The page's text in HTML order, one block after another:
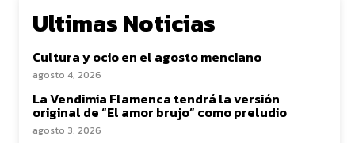
Ultimas Noticias
Cultura y ocio en el agosto menciano
agosto 4, 2026
La Vendimia Flamenca tendrá la versión
original de “El amor brujo” como preludio
agosto 3, 2026